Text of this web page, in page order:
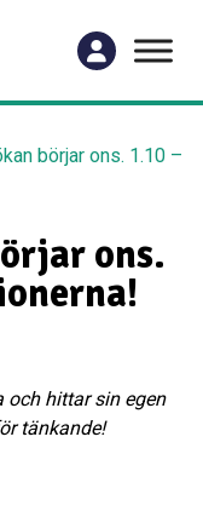
börjar ons. 1.10 –
ons.
och hittar sin egen
tänkande!